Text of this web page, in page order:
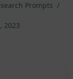
Prompts /
2023